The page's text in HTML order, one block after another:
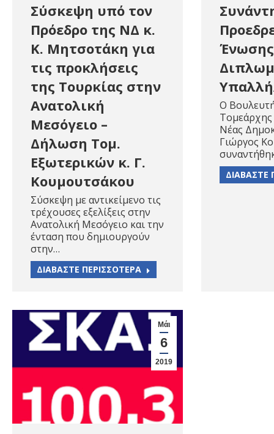
Σύσκεψη υπό τον
Πρόεδρο της ΝΔ κ.
Κ. Μητσοτάκη για
τις προκλήσεις
της Τουρκίας στην
Ανατολική
Μεσόγειο –
Δήλωση Τομ.
Εξωτερικών κ. Γ.
Κουμουτσάκου
Σύσκεψη με αντικείμενο τις
τρέχουσες εξελίξεις στην
Ανατολική Μεσόγειο και την
ένταση που δημιουργούν
στην…
ΔΙΑΒΑΣΤΕ ΠΕΡΙΣΣΟΤΕΡΑ
Ένωσης
O
Νέας
Γιώργος
ΔΙΑΒΑΣΤΕ
Μάι
6
2019